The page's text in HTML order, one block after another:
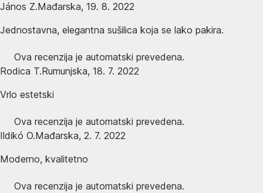
János Z.Mađarska, 19. 8. 2022
Jednostavna, elegantna sušilica koja se lako pakira.
Ova recenzija je automatski prevedena.
Rodica T.Rumunjska, 18. 7. 2022
Vrlo estetski
Ova recenzija je automatski prevedena.
Ildikó O.Mađarska, 2. 7. 2022
Moderno, kvalitetno
Ova recenzija je automatski prevedena.